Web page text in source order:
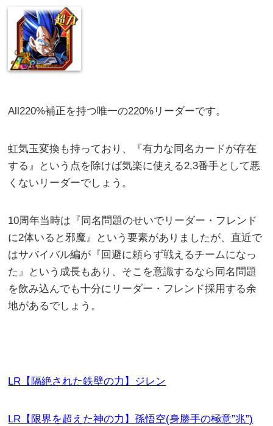
All220%補正を持つ唯一の220%リーダーです。
虹気玉変換も持っており、『有力な同名カードが存在
する』という点を除けば気楽に使える2,3番手として悪
くないリーダーでしょう。
10周年当時は『同名問題のせいでリーダー・フレンド
に2体いると邪魔』という要素がありましたが、直近で
はサバイバル編が『回避に頼らず戦えるチームになっ
た』という成長もあり、そこを意識するなら同名問題
を飲み込んでも十分にリーダー・フレンド採用する余
地があるでしょう。
LR【隔絶された鉄壁の力】ジレン
LR【限界を超えた神の力】孫悟空(身勝手の極意”兆”)